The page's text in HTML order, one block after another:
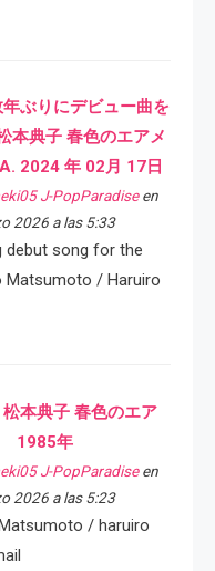
年ぶりにデビュー曲を
本典子 春色のエアメ
2024 年 02月 17日
J-PopParadiseen
2026 a las 5:33
debut song for the
Matsumoto / Haruiro
松本典子 春色のエア
1985年
J-PopParadiseen
2026 a las 5:23
/ haruiro